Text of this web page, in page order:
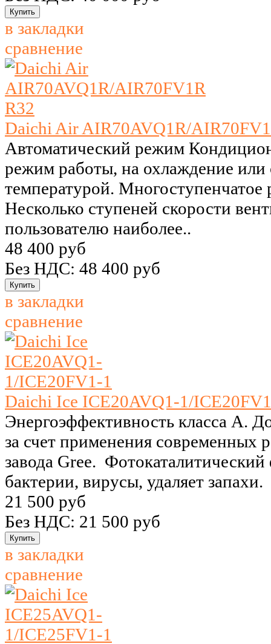
в закладки
сравнение
Daichi Air AIR70AVQ1R/
Автоматический режим
режим работы, на охлаждение или
температурой. Многоступенчатое
Несколько ступеней скорости
пользователю наиболее..
48 400 руб
Без НДС: 48 400 руб
в закладки
сравнение
Daichi Ice ICE20AVQ1-1/
Энергоэффективность класса A.
за счет применения современных
завода Gree.
бактерии, вирусы, удаляет
21 500 руб
Без НДС: 21 500 руб
в закладки
сравнение